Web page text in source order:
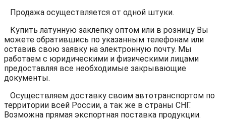
Продажа осуществляется от одной штуки.
Купить латунную заклепку оптом или в розницу Вы
можете обратившись по указанным телефонам или
оставив свою заявку на электронную почту. Мы
работаем с юридическими и физическими лицами
предоставляя все необходимые закрывающие
документы.
Осуществляем доставку своим автотранспортом по
территории всей России, а так же в страны СНГ.
Возможна прямая экспортная поставка продукции.